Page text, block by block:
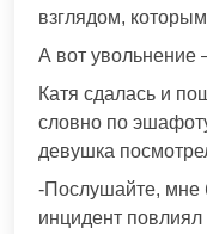
взглядом,
А вот
Катя сдалась и
словно по
девушка
-Послушайте, мне
инцидент